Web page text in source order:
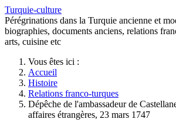
Turquie-culture
Pérégrinations dans la Turquie ancienne et
biographies, documents anciens, relations
arts, cuisine etc
Vous êtes ici :
Accueil
Histoire
Relations franco-turques
Dépêche de l'ambassadeur de
affaires étrangères, 23 mars 1747